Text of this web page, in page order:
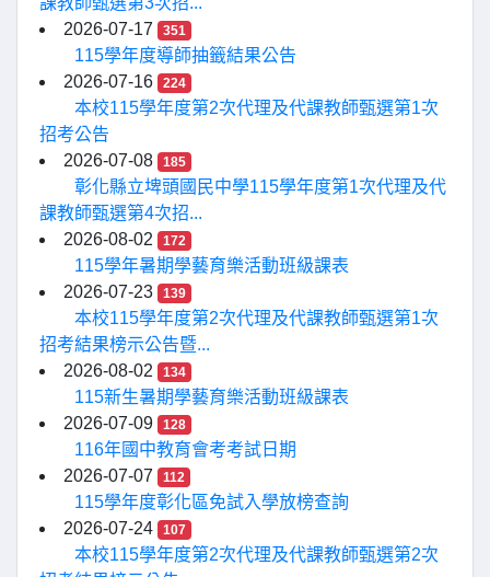
2026-07-17
351
115學年度導師抽籤結果公告
2026-07-16
224
本校115學年度第2次代理及代課教師甄選第1次
招考公告
2026-07-08
185
彰化縣立埤頭國民中學115學年度第1次代理及代
課教師甄選第4次招...
2026-08-02
172
115學年暑期學藝育樂活動班級課表
2026-07-23
139
本校115學年度第2次代理及代課教師甄選第1次
招考結果榜示公告暨...
2026-08-02
134
115新生暑期學藝育樂活動班級課表
2026-07-09
128
116年國中教育會考考試日期
2026-07-07
112
115學年度彰化區免試入學放榜查詢
2026-07-24
107
本校115學年度第2次代理及代課教師甄選第2次